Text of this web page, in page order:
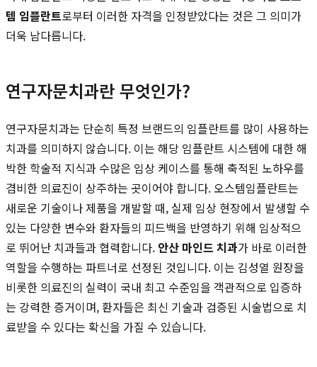
템 임플란트로부터 이러한 자격을 인정받았다는 것은 그 의미가
더욱 남다릅니다.
연구자문치과란 무엇인가?
연구자문치과는 단순히 특정 브랜드의 임플란트를 많이 사용하는
치과를 의미하지 않습니다. 이는 해당 임플란트 시스템에 대한 해
박한 학술적 지식과 수많은 임상 케이스를 통해 축적된 노하우를
겸비한 의료진이 상주하는 곳이어야 합니다. 오스템임플란트는
새로운 기술이나 제품을 개발할 때, 실제 임상 현장에서 발생할 수
있는 다양한 변수와 환자들의 피드백을 반영하기 위해 임상적으
로 뛰어난 치과들과 협력합니다. 안산 마인드 치과가 바로 이러한
역할을 수행하는 파트너로 선정된 것입니다. 이는 김성열 원장을
비롯한 의료진의 실력이 국내 최고 수준임을 객관적으로 입증하
는 강력한 증거이며, 환자들은 최신 기술과 검증된 시술법으로 치
료받을 수 있다는 확신을 가질 수 있습니다.